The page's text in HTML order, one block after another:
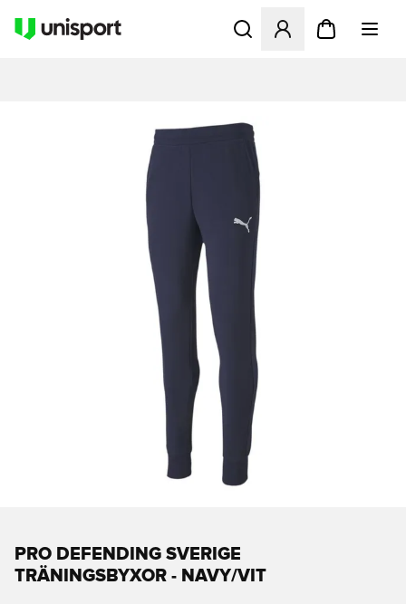
Åbner en Modal til at
PRO DEFENDING SVERIGE
TRÄNINGSBYXOR - NAVY/VIT